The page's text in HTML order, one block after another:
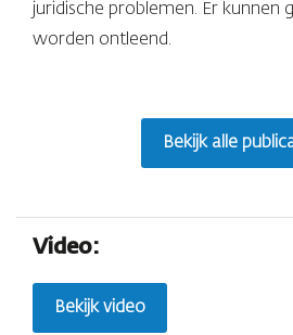
juridische problemen. Er kunnen
worden ontleend.
Bekijk alle
Video:
Bekijk video